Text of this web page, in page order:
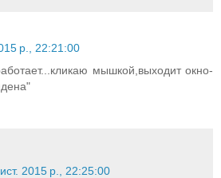
р., 22:21:00
мышкой,выходит окно-
2015 р., 22:25:00